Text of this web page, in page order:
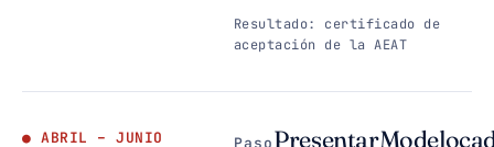
Resultado: certificado de
aceptación de la AEAT
ABRIL – JUNIO PasoPresentarModelo